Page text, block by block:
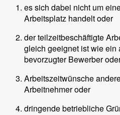
es sich dabei nicht um
Arbeitsplatz handelt oder
der teilzeitbeschäftigte
gleich geeignet ist wie ein
bevorzugter Bewerber
Arbeitszeitwünsche
Arbeitnehmer oder
dringende betriebliche